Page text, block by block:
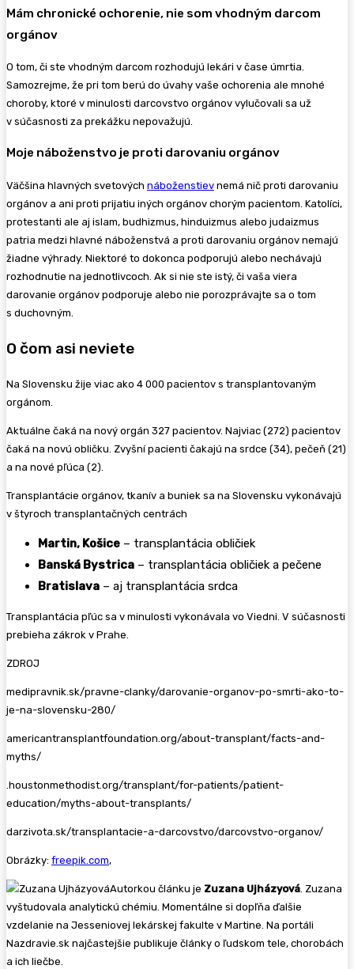
Mám chronické ochorenie, nie som vhodným darcom
orgánov
O tom, či ste vhodným darcom rozhodujú lekári v čase úmrtia.
Samozrejme, že pri tom berú do úvahy vaše ochorenia ale mnohé
choroby, ktoré v minulosti darcovstvo orgánov vylučovali sa už
v súčasnosti za prekážku nepovažujú.
Moje náboženstvo je proti darovaniu orgánov
Väčšina hlavných svetových náboženstiev nemá nič proti darovaniu
orgánov a ani proti prijatiu iných orgánov chorým pacientom. Katolíci,
protestanti ale aj islam, budhizmus, hinduizmus alebo judaizmus
patria medzi hlavné náboženstvá a proti darovaniu orgánov nemajú
žiadne výhrady. Niektoré to dokonca podporujú alebo nechávajú
rozhodnutie na jednotlivcoch. Ak si nie ste istý, či vaša viera
darovanie orgánov podporuje alebo nie porozprávajte sa o tom
s duchovným.
O čom asi neviete
Na Slovensku žije viac ako 4 000 pacientov s transplantovaným
orgánom.
Aktuálne čaká na nový orgán 327 pacientov. Najviac (272) pacientov
čaká na novú obličku. Zvyšní pacienti čakajú na srdce (34), pečeň (21)
a na nové pľúca (2).
Transplantácie orgánov, tkanív a buniek sa na Slovensku vykonávajú
v štyroch transplantačných centrách
Martin, Košice – transplantácia obličiek
Banská Bystrica – transplantácia obličiek a pečene
Bratislava – aj transplantácia srdca
Transplantácia pľúc sa v minulosti vykonávala vo Viedni. V súčasnosti
prebieha zákrok v Prahe.
ZDROJ
medipravnik.sk/pravne-clanky/darovanie-organov-po-smrti-ako-to-
je-na-slovensku-280/
americantransplantfoundation.org/about-transplant/facts-and-
myths/
.houstonmethodist.org/transplant/for-patients/patient-
education/myths-about-transplants/
darzivota.sk/transplantacie-a-darcovstvo/darcovstvo-organov/
Obrázky: freepik.com,
Autorkou článku je Zuzana Ujházyová . Zuzana
vyštudovala analytickú chémiu. Momentálne si dopľňa ďalšie
vzdelanie na Jesseniovej lekárskej fakulte v Martine. Na portáli
Nazdravie.sk najčastejšie publikuje články o ľudskom tele, chorobách
a ich liečbe.